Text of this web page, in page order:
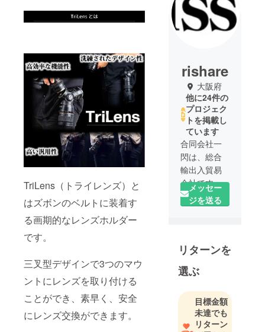
TriLens（トライレンズ）と
はズボンのベルトに装着す
る画期的なレンズホルダー
です。
三叉型デザインで3つのマウ
ントにレンズを取り付ける
ことができ、素早く、安全
にレンズ交換ができます。
rishare
大阪府
他に24件の
プロジェク
トを掲載し
ています
合同会社一
閃は、総合
輸出入貿易
会社です。
香港、アメ
ア、イギリ
主に貿易取
り、今年で
創業8年目に
なります。
メッセー
ジを送る
リターンを
選ぶ
目標金額
未達でも
リターン